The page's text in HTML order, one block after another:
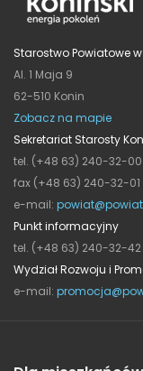
Starostwo Powiatowe
Al. 1 Maja 9
62-510 Konin
Zobacz na mapie
Sekretariat Starosty
tel. (+48 63) 240-32-00
fax (+48 63) 240-32-01
e-mail:
Punkt informacyjny
tel. (+48 63) 240-32-42
Wydział Rozwoju i
e-mail: